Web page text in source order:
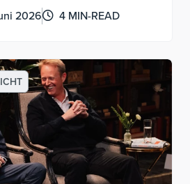
Sinn führt.
2026 4 MIN-READ